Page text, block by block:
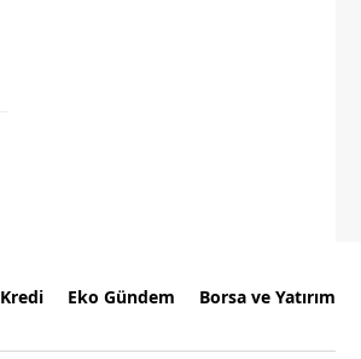
Kredi Eko Gündem Borsa ve Yatırım